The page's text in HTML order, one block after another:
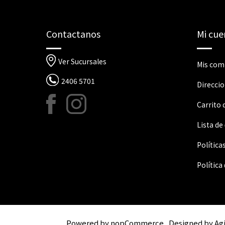
Contactanos
Ver Sucursales
2406 5701
Mi
Mis
Carrito
Lista de
Política
Powered bynopCommerce Designed by